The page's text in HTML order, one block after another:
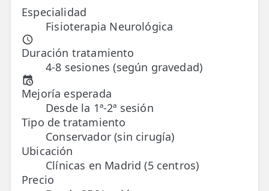
💆 Masajes Madrid
🏅 Fisioterapia Deportiva
🧠 Fisioterapia Neurológica
🧍 Fisioterapia Vestibular
🫁 Fisioterapia Respiratoria
👶 Fisioterapia Pediátrica
TRATAMIENTOS
✅ Punción Seca
Especialidad
Fisioterapia Neurológica
Duración tratamiento
4-8 sesiones (según gravedad)
Mejoría esperada
Desde la 1ª-2ª sesión
Tipo de tratamiento
Conservador (sin cirugía)
Ubicación
Clínicas en Madrid (5 centros)
Precio